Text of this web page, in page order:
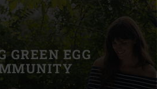
GREEN EGG